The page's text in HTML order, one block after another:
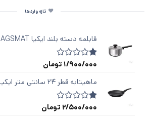
تازه واردها
قابلمه دسته‌ بلند ایکیا MIDDAGSMAT
امتیازدهی
از
در
1
امتیازدهی
1/900/000 تومان
ماهیتابه قطر ۲۴ سانتی متر ایکیا HEMLAGAD
امتیازدهی
1
2/500/000 تومان